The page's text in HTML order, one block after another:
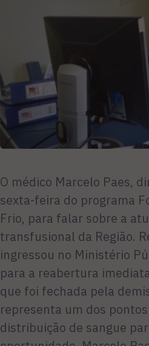
O médico Marcelo Paes,
sexta-feira do programa
Frio, para falar sobre a
transfusional da Região.
ingressou no Ministério
para a reabertura
que foi fechada pela
representa um dos
distribuição de sangue